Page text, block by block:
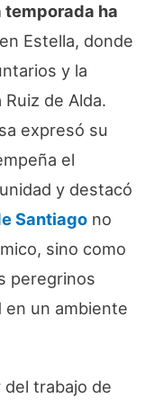
temporada ha
en Estella, donde
y la
de Alda.
expresó su
el
y destacó
Santiago no
sino como
peregrinos
en un ambiente
del trabajo de